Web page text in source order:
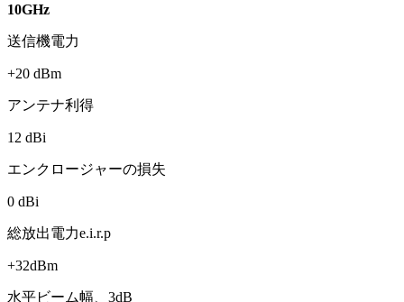
10GHz
送信機電力
+20 dBm
アンテナ利得
12 dBi
エンクロージャーの損失
0 dBi
総放出電力e.i.r.p
+32dBm
水平ビーム幅、3dB